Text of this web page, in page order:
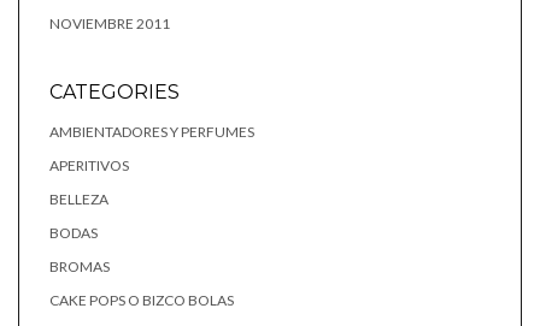
NOVIEMBRE 2011
CATEGORIES
AMBIENTADORES Y PERFUMES
APERITIVOS
BELLEZA
BODAS
BROMAS
CAKE POPS O BIZCO BOLAS